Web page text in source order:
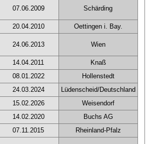
07.06.2009 Schärding
20.04.2010 Oettingen i. Bay.
24.06.2013 Wien
14.04.2011
Knaß
08.01.2022
Hollenstedt
24.03.2024
Lüdenscheid/Deutschland
15.02.2026
Weisendorf
14.02.2020
Buchs AG
07.11.2015 Rheinland-Pfalz